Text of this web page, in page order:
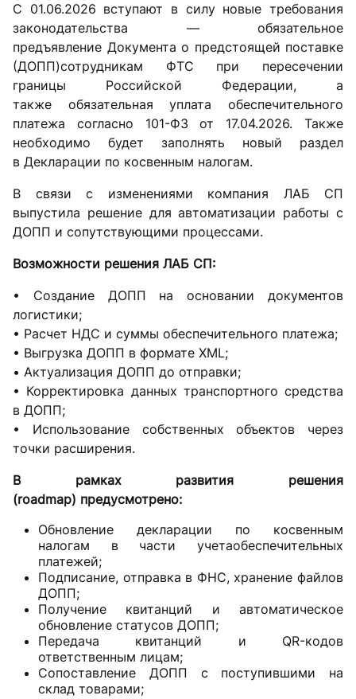
С 01.06.2026 вступают в силу новые требования
законодательства — обязательное
предъявление Документа о предстоящей поставке
(ДОПП)сотрудникам ФТС при пересечении
границы Российской Федерации, а
также обязательная уплата обеспечительного
платежа согласно 101-ФЗ от 17.04.2026. Также
необходимо будет заполнять новый раздел
в Декларации по косвенным налогам.
В связи с изменениями компания ЛАБ СП
выпустила решение для автоматизации работы с
ДОПП и сопутствующими процессами.
Возможности решения ЛАБ СП:
• Создание ДОПП на основании документов
логистики;
• Расчет НДС и суммы обеспечительного платежа;
• Выгрузка ДОПП в формате XML;
• Актуализация ДОПП до отправки;
• Корректировка данных транспортного средства
в ДОПП;
• Использование собственных объектов через
точки расширения.
В рамках развития решения
(roadmap) предусмотрено:
Обновление декларации по косвенным
налогам в части учетаобеспечительных
платежей;
Подписание, отправка в ФНС, хранение файлов
ДОПП;
Получение квитанций и автоматическое
обновление статусов ДОПП;
Передача квитанций и QR-кодов
ответственным лицам;
Сопоставление ДОПП с поступившими на
склад товарами;